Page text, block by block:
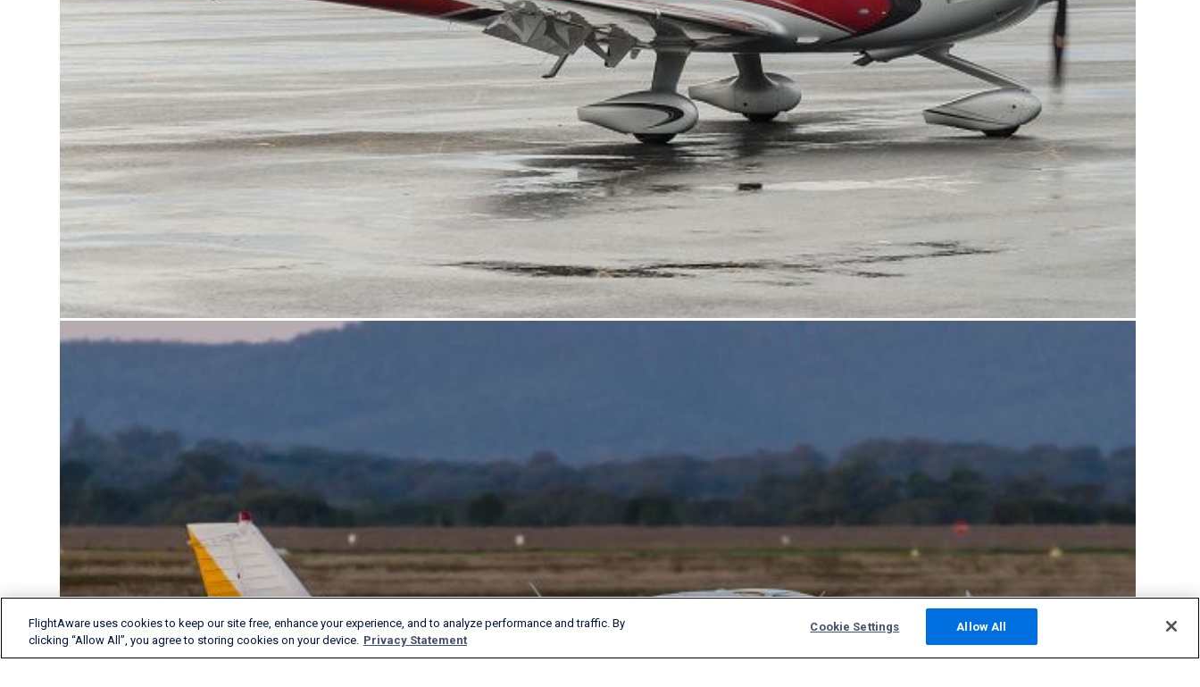
FlightAware uses cookies to keep our site free, enhance your experience, and to analyze performance and traffic. By
clicking “Allow All”, you agree to storing cookies on your device. Privacy Statement
Cookie Settings Allow All